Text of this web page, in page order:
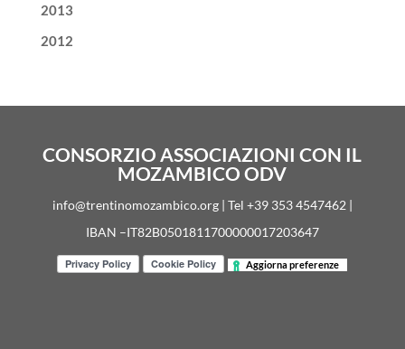
2013
2012
CONSORZIO ASSOCIAZIONI CON IL
MOZAMBICO ODV
info@trentinomozambico.org | Tel +39 353 4547462 |
IBAN –IT82B0501811700000017203647
Aggiorna preferenze